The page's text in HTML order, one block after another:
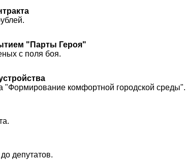
"Парты Героя"
с поля боя.
"Формирование комфортной городской среды".
депутатов.